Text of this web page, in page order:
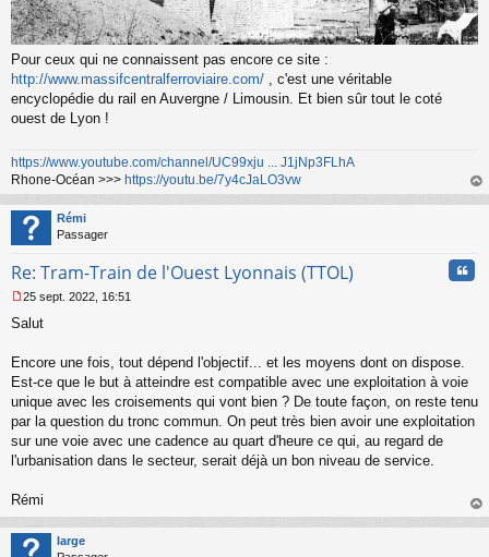
Pour ceux qui ne connaissent pas encore ce site :
http://www.massifcentralferroviaire.com/ , c'est une véritable
encyclopédie du rail en Auvergne / Limousin. Et bien sûr tout le coté
ouest de Lyon !
https://www.youtube.com/channel/UC99xju ... J1jNp3FLhA
Rhone-Océan >>> https://youtu.be/7y4cJaLO3vw
au
Rémi
Passager
Re: Tram-Train de l'Ouest Lyonnais (TTOL)
e
s
g
e
n
o
n
25 sept. 2022, 16:51
Salut
Encore une fois, tout dépend l'objectif... et les moyens dont on dispose.
Est-ce que le but à atteindre est compatible avec une exploitation à voie
unique avec les croisements qui vont bien ? De toute façon, on reste tenu
par la question du tronc commun. On peut très bien avoir une exploitation
sur une voie avec une cadence au quart d'heure ce qui, au regard de
l'urbanisation dans le secteur, serait déjà un bon niveau de service.
Rémi
au
large